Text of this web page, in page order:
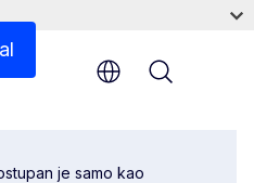
je samo kao